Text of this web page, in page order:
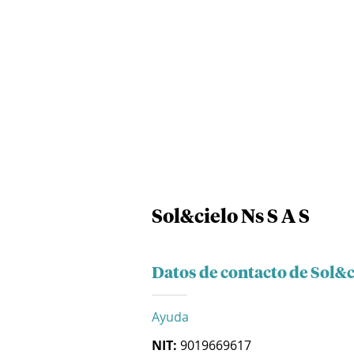
Sol&cielo Ns S A S
Datos de contacto de
Ayuda
NIT: 9019669617